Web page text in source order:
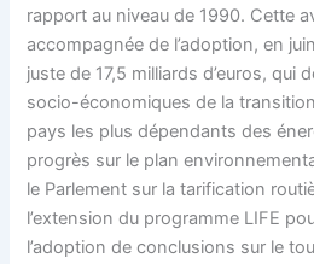
rapport au niveau de 1990. Cette
accompagnée de l’adoption, en
juste de 17,5 milliards d’euros, qui
socio-économiques de la
pays les plus dépendants des
progrès sur le plan
le Parlement sur la tarification
l’extension du programme LIFE
l’adoption de conclusions sur le